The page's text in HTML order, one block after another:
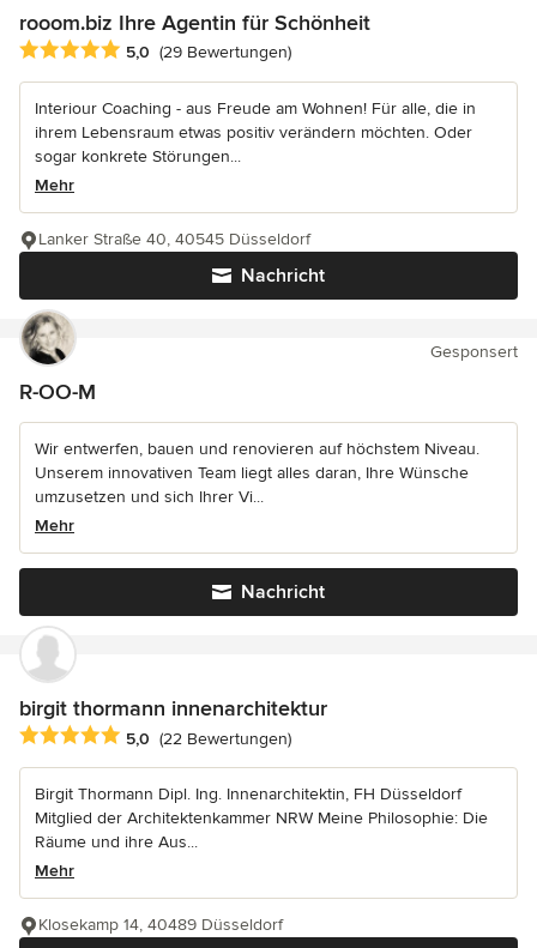
rooom.biz Ihre Agentin für Schönheit
Durchschnittliche Bewertung: 5 von 5 Sternen
5,0 (29 Bewertungen)
Interiour Coaching - aus Freude am Wohnen! Für alle, die in
ihrem Lebensraum etwas positiv verändern möchten. Oder
sogar konkrete Störungen...
Mehr
Nachricht
Lanker Straße 40, 40545 Düsseldorf
Gesponsert
R-OO-M
Wir entwerfen, bauen und renovieren auf höchstem Niveau.
Unserem innovativen Team liegt alles daran, Ihre Wünsche
umzusetzen und sich Ihrer Vi...
Mehr
Nachricht
birgit thormann innenarchitektur
Durchschnittliche Bewertung: 5 von 5 Sternen
5,0 (22 Bewertungen)
Birgit Thormann Dipl. Ing. Innenarchitektin, FH Düsseldorf
Mitglied der Architektenkammer NRW Meine Philosophie: Die
Räume und ihre Aus...
Mehr
Klosekamp 14, 40489 Düsseldorf